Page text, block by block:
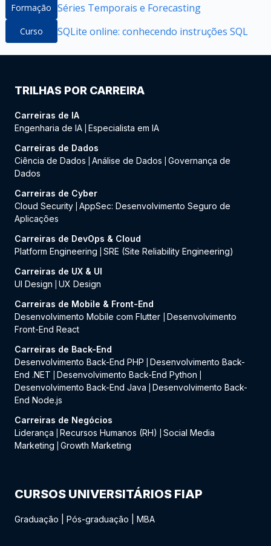
Formação Séries Temporais e Forecasting
Curso SQLite online: conhecendo instruções SQL
TRILHAS POR CARREIRA
Carreiras de IA
Engenharia de IA Especialista em IA
Carreiras de Dados
Ciência de Dados
Análise de Dados
Governança de
Dados
Carreiras de Cyber
Cloud Security AppSec: Desenvolvimento Seguro de
Aplicações
Carreiras de DevOps & Cloud
Platform Engineering
SRE (Site Reliability Engineering)
Carreiras de UX & UI
UI Design
UX Design
Carreiras de Mobile & Front-End
Desenvolvimento Mobile com Flutter
Desenvolvimento
Front-End React
Carreiras de Back-End
Desenvolvimento Back-End PHP
Desenvolvimento Back-
End .NET
Desenvolvimento Back-End Python
Desenvolvimento Back-End Java
Desenvolvimento Back-
End Node.js
Carreiras de Negócios
Liderança
Recursos Humanos (RH)
Social Media
Marketing
Growth Marketing
CURSOS UNIVERSITÁRIOS FIAP
Graduação Pós-graduação MBA